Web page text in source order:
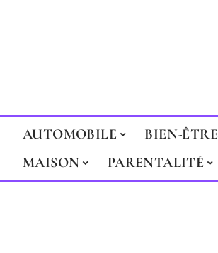
AUTOMOBILE BIEN-ÊTRE
MAISON
PARENTALITÉ